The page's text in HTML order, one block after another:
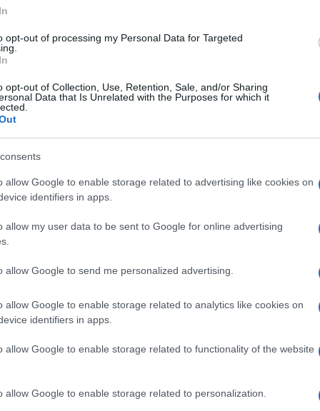
opt-out of processing my Personal Data for Targeted
opt-out of Collection, Use, Retention, Sale, and/or Sharing
Data that Is Unrelated with the Purposes for which it
allow Google to enable storage related to advertising like cookies on
identifiers in apps.
allow my user data to be sent to Google for online advertising
allow Google to send me personalized advertising.
allow Google to enable storage related to analytics like cookies on
identifiers in apps.
allow Google to enable storage related to functionality of the website
allow Google to enable storage related to personalization.
utile verificare conflitti di orario: aggiornate il
contattate la segreteria didatticao il
che il termine
e non cambiamenti del programma d’esame